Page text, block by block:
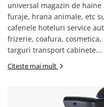
universal magazin de
furaje, hrana animale, etc
cafenele hoteluri service
frizerie, coafura,
targuri transport cabinete...
Citeste mai mult